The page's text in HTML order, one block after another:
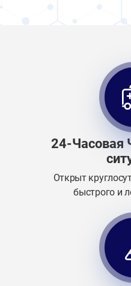
24-Часовая
Открыт
быстрого и